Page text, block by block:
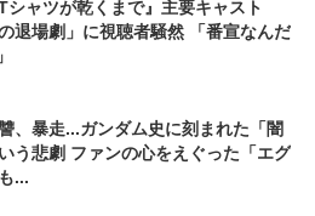
シャツが乾くまで』主要キャスト
の退場劇」に視聴者騒然 「番宣なんだ
、暴走...ガンダム史に刻まれた「闇
う悲劇 ファンの心をえぐった「エグ
...